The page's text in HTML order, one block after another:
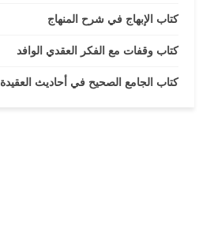
كتاب الإبهاج في شرح المنهاج
كتاب وقفات مع الفكر العقدي الوافد
كتاب الجامع الصحيح في أحاديث العقيدة